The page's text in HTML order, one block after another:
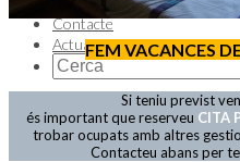
Contacte
ActualitatFEM VACANCES
Si teniu previst
és important que reserveu CITA
trobar ocupats amb altres
Contacteu abans per